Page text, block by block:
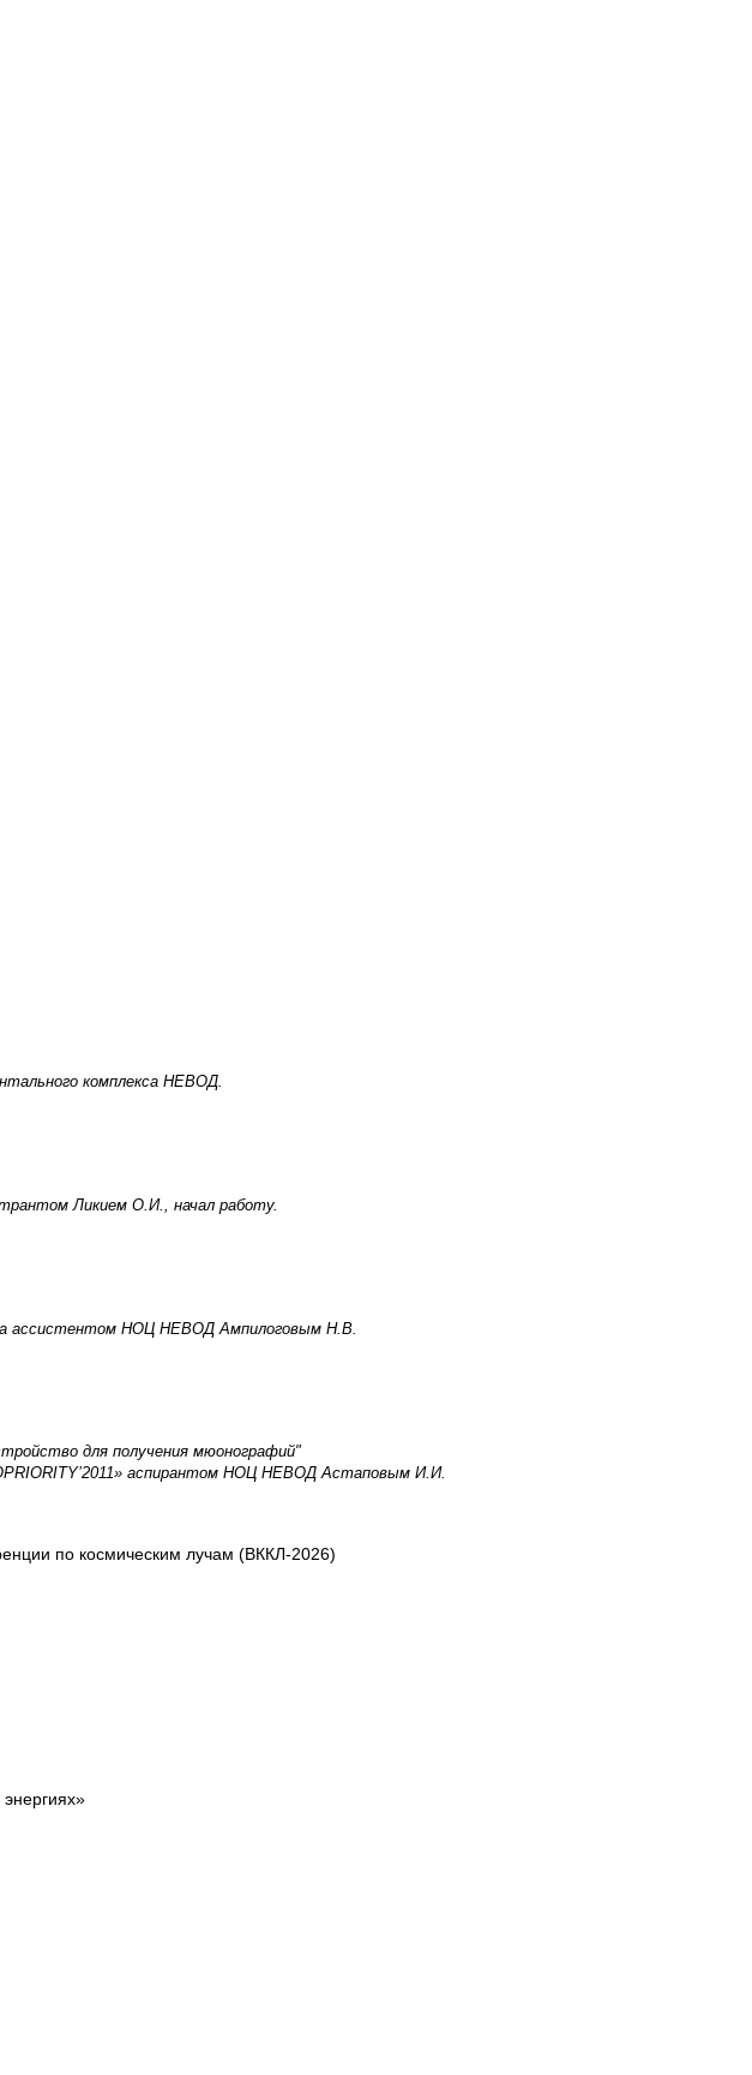
комплекса НЕВОД.
Ликием О.И., начал работу.
ассистентом НОЦ НЕВОД Ампилоговым Н.В.
для получения мюонографий"
аспирантом НОЦ НЕВОД Астаповым И.И.
по космическим лучам (ВККЛ-2026)